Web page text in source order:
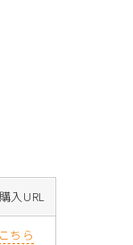
入URL
こちら